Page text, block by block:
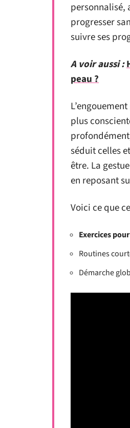
personnalisé,
progresser
suivre ses
A voir aussi :
peau ?
plus
séduit celles
être. La
en reposant
Voici ce que
Exercices
Routines
Démarche